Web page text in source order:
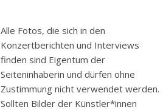
Alle Fotos, die sich in den
Konzertberichten und Interviews
finden sind Eigentum der
Seiteninhaberin und dürfen ohne
Zustimmung nicht verwendet werden.
Sollten Bilder der Künstler*innen